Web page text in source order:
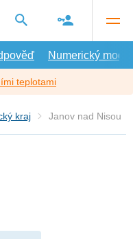
Numerický model
teplotami
kraj Janov nad Nisou